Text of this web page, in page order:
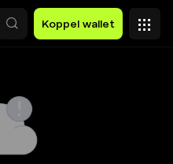
Koppel wallet